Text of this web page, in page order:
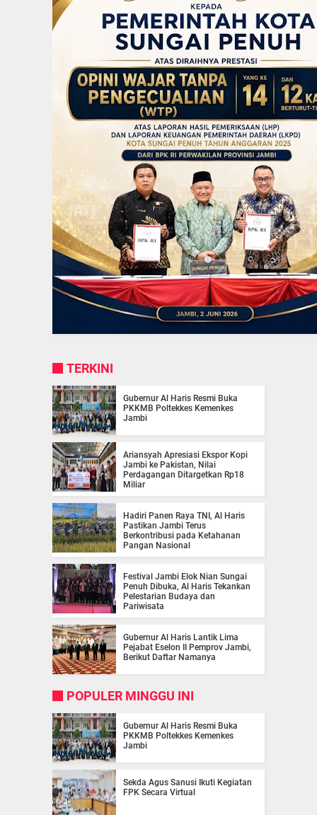
TERKINI
Gubernur Al Haris Resmi Buka
PKKMB Poltekkes Kemenkes
Jambi
Ariansyah Apresiasi Ekspor Kopi
Jambi ke Pakistan, Nilai
Perdagangan Ditargetkan Rp18
Miliar
Hadiri Panen Raya TNI, Al Haris
Pastikan Jambi Terus
Berkontribusi pada Ketahanan
Pangan Nasional
Festival Jambi Elok Nian Sungai
Penuh Dibuka, Al Haris Tekankan
Pelestarian Budaya dan
Pariwisata
Gubernur Al Haris Lantik Lima
Pejabat Eselon II Pemprov Jambi,
Berikut Daftar Namanya
POPULER MINGGU INI
Gubernur Al Haris Resmi Buka
PKKMB Poltekkes Kemenkes
Jambi
Sekda Agus Sanusi Ikuti Kegiatan
FPK Secara Virtual